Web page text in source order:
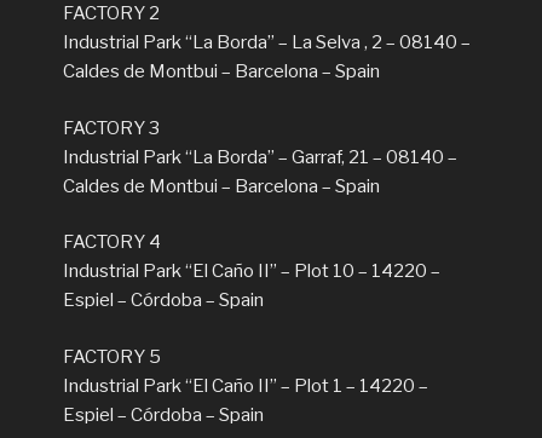
FACTORY 2
Industrial Park “La Borda” – La Selva , 2 – 08140 –
Caldes de Montbui – Barcelona – Spain
FACTORY 3
Industrial Park “La Borda” – Garraf, 21 – 08140 –
Caldes de Montbui – Barcelona – Spain
FACTORY 4
Industrial Park “El Caño II” – Plot 10 – 14220 –
Espiel – Córdoba – Spain
FACTORY 5
Industrial Park “El Caño II” – Plot 1 – 14220 –
Espiel – Córdoba – Spain